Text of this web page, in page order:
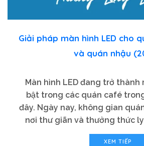
Giải pháp màn hình LED cho
và quán nhậu
Màn hình LED đang trở thành
bật trong các quán café
đây. Ngày nay, không gian
nơi thư giãn và thưởng thức
XEM TIẾP